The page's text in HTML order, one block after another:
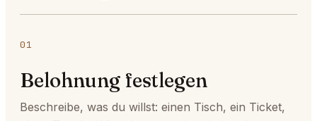
01
Belohnung festlegen
Beschreibe, was du willst: einen Tisch, ein Ticket,